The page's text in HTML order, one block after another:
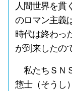
人間世界を貫
のロマン主義
時代は終わっ
が到来したの
私たちＳＮ
惣士（そうし